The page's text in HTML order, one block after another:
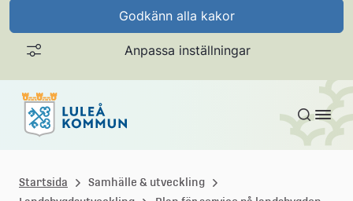
Godkänn alla kakor
Anpassa inställningar
Gå till innehållet
u
Startsida
Samhälle & utveckling